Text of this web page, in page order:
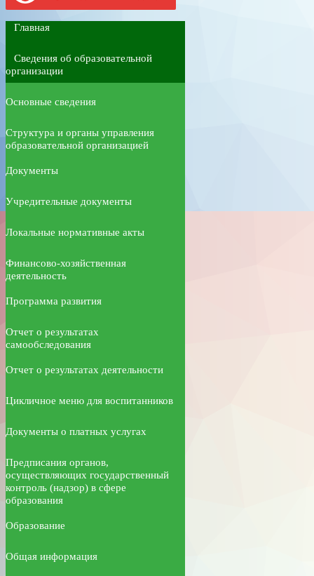
Главная
Сведения об образовательной
организации
Основные сведения
Структура и органы управления
образовательной организацией
Документы
Учредительные документы
Локальные нормативные акты
Финансово-хозяйственная
деятельность
Программа развития
Отчет о результатах
самообследования
Отчет о результатах деятельности
Цикличное меню для воспитанников
Документы о платных услугах
Предписания органов,
осуществляющих государственный
контроль (надзор) в сфере
образования
Образование
Общая информация